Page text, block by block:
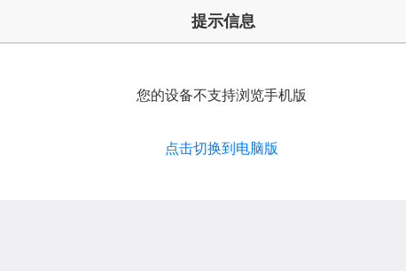
提示信息
您的设备不支持浏览手机版
点击切换到电脑版